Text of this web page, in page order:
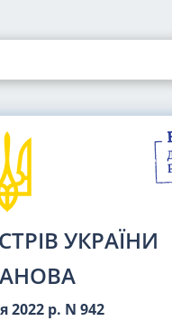
УКРАЇНИ
2022 р. N 942